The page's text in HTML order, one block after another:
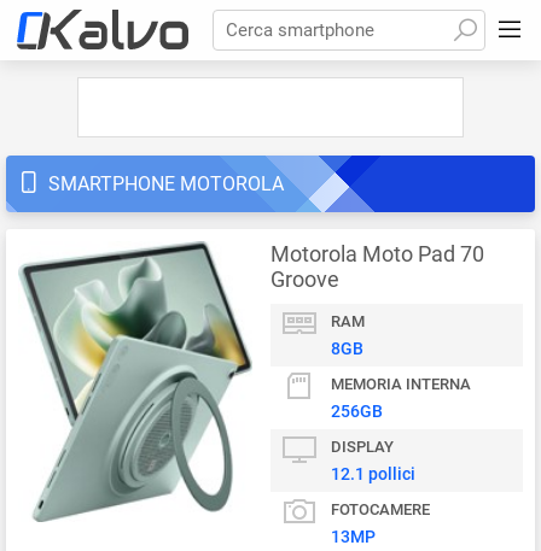
Cerca smartphone
SMARTPHONE MOTOROLA
Motorola Moto Pad 70
Groove
RAM
8GB
MEMORIA INTERNA
256GB
DISPLAY
12.1 pollici
FOTOCAMERE
13MP